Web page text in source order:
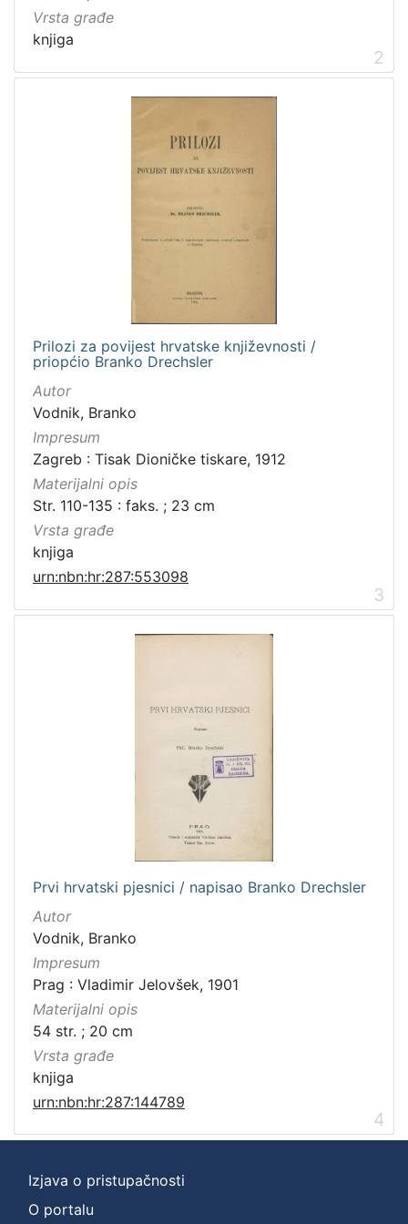
Vrsta građe
knjiga
2
Prilozi za povijest hrvatske književnosti /
priopćio Branko Drechsler
Autor
Vodnik, Branko
Impresum
Zagreb : Tisak Dioničke tiskare, 1912
Materijalni opis
Str. 110-135 : faks. ; 23 cm
Vrsta građe
knjiga
urn:nbn:hr:287:553098
3
Prvi hrvatski pjesnici / napisao Branko Drechsler
Autor
Vodnik, Branko
Impresum
Prag : Vladimir Jelovšek, 1901
Materijalni opis
54 str. ; 20 cm
Vrsta građe
knjiga
urn:nbn:hr:287:144789
4
Izjava o pristupačnosti
O portalu